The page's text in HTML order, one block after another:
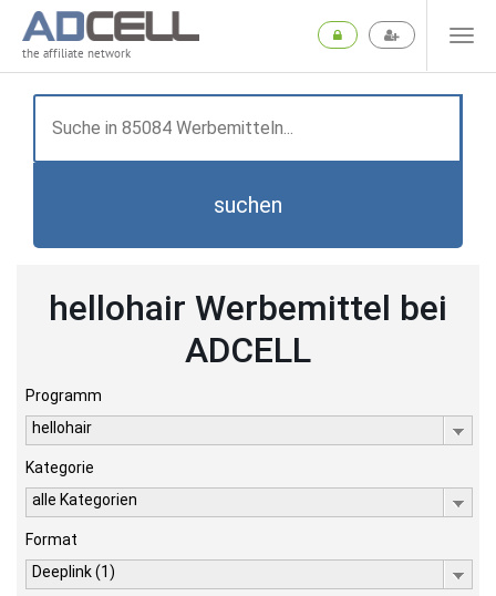
the affiliate network
suchen
hellohair Werbemittel bei
ADCELL
Programm
hellohair
Kategorie
alle Kategorien
Format
Deeplink (1)